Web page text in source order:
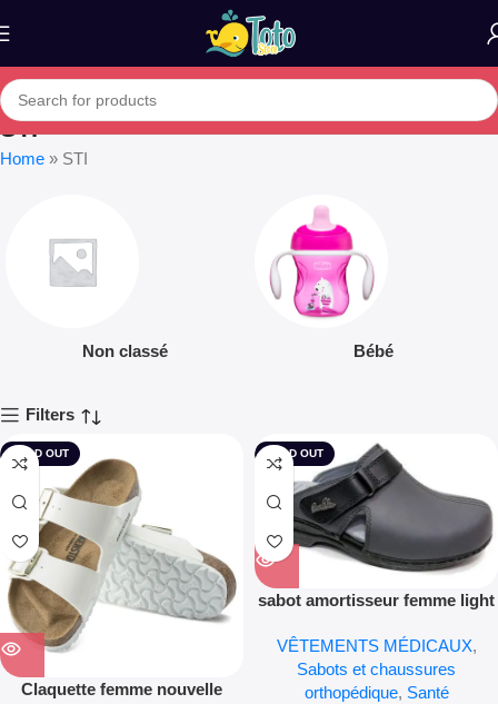
STI
Home » STI
Non classé Bébé
Filters
SOLD OUT
Claquette femme nouvelle
SOLD OUT
sabot amortisseur femme light
VÊTEMENTS MÉDICAUX,
Sabots et chaussures
orthopédique, Santé